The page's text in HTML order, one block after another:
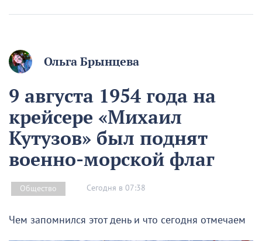
Ольга Брынцева
9 августа 1954 года на
крейсере «Михаил
Кутузов» был поднят
военно-морской флаг
Общество Сегодня в 07:38
Чем запомнился этот день и что сегодня отмечаем